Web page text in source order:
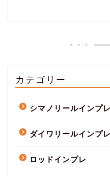
カテゴリー
シマノリールインプレ
ダイワリールインプレ
ロッドインプレ